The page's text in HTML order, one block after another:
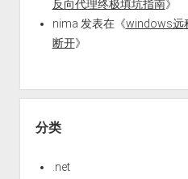
反向代理终极填坑指南》
nima 发表在《windows远
断开》
分类
.net